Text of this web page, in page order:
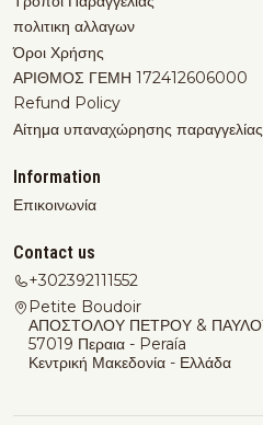
πολιτικη αλλαγων
Όροι Χρήσης
ΑΡΙΘΜΟΣ ΓΕΜΗ 172412606000
Refund Policy
Αίτημα υπαναχώρησης παραγγελίας
Information
Επικοινωνία
Contact us
+302392111552
Petite Boudoir
ΑΠΟΣΤΟΛΟΥ ΠΕΤΡΟΥ &
57019 Περαια - Peraía
Κεντρική Μακεδονία - Ελλάδα